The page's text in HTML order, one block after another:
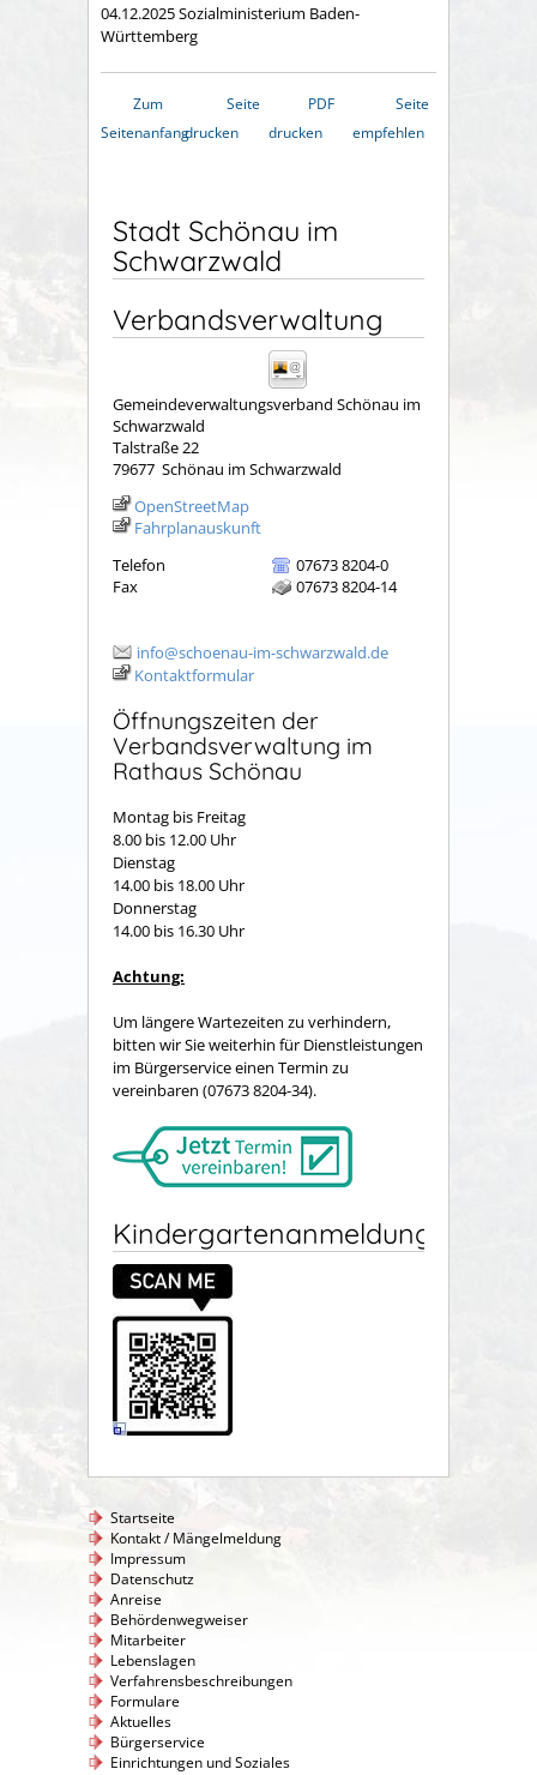
04.12.2025 Sozialministerium Baden-
Württemberg
Zum
Seitenanfang
Seite
drucken
PDF
drucken
Seite
empfehlen
Stadt Schönau im
Schwarzwald
Verbandsverwaltung
Gemeindeverwaltungsverband Schönau im
Schwarzwald
Talstraße 22
79677 Schönau im Schwarzwald
OpenStreetMap
Fahrplanauskunft
Telefon
07673 8204-0
Fax
07673 8204-14
info@schoenau-im-schwarzwald.de
Kontaktformular
Öffnungszeiten der
Verbandsverwaltung im
Rathaus Schönau
Montag bis Freitag
8.00 bis 12.00 Uhr
Dienstag
14.00 bis 18.00 Uhr
Donnerstag
14.00 bis 16.30 Uhr
Achtung:
Um längere Wartezeiten zu verhindern,
bitten wir Sie weiterhin für Dienstleistungen
im Bürgerservice einen Termin zu
vereinbaren (07673 8204-34).
Kindergartenanmeldung
Startseite
Kontakt / Mängelmeldung
Impressum
Datenschutz
Anreise
Behördenwegweiser
Mitarbeiter
Lebenslagen
Verfahrensbeschreibungen
Formulare
Aktuelles
Bürgerservice
Einrichtungen und Soziales